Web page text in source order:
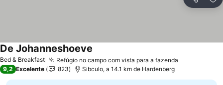
Partilhar
Bed & Breakfast Refúgio no campo com vista para a fazenda
De Johanneshoeve
9,2 Excelente 823 Sibculo, a 14.1 km de Hardenberg